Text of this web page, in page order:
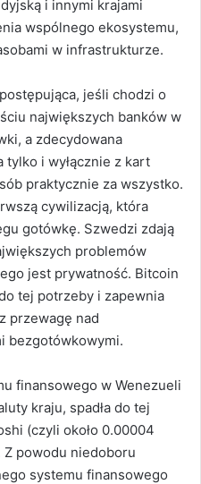
i innymi krajami
wspólnego ekosystemu,
w infrastrukturze.
jeśli chodzi o
największych banków w
a zdecydowana
i wyłącznie z kart
praktycznie za wszystko.
cywilizacją, która
gotówkę. Szwedzi zdają
problemów
jest prywatność. Bitcoin
tej potrzeby i zapewnia
przewagę nad
bezgotówkowymi.
finansowego w Wenezueli
kraju, spadła do tej
(czyli około 0.00004
Z powodu niedoboru
systemu finansowego